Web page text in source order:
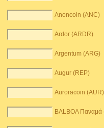
Anoncoin (ANC)
Ardor (ARDR)
Argentum (ARG)
Augur (REP)
Auroracoin (AUR)
BALBOA Παναμά